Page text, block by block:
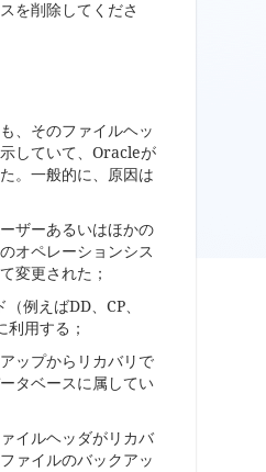
を削除してくださ
、そのファイルヘッ
していて、Oracleが
。一般的に、原因は
ザーあるいはほかの
オペレーションシス
変更された；
例えばDD、CP、
用する；
ップからリカバリで
タベースに属してい
イルヘッダがリカバ
ァイルのバックアッ